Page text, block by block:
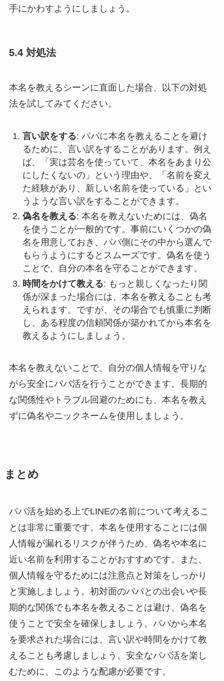
手にかわすようにしましょう。
5.4 対処法
本名を教えるシーンに直面した場合、以下の対処
法を試してみてください。
言い訳をする: パパに本名を教えることを避け
るために、言い訳をすることがあります。例え
ば、「実は芸名を使っていて、本名をあまり公
にしたくないの」という理由や、「名前を変え
た経験があり、新しい名前を使っている」とい
うような言い訳をすることができます。
偽名を教える: 本名を教えないためには、偽名
を使うことが一般的です。事前にいくつかの偽
名を用意しておき、パパ側にその中から選んで
もらうようにするとスムーズです。偽名を使う
ことで、自分の本名を守ることができます。
時間をかけて教える: もっと親しくなったり関
係が深まった場合には、本名を教えることも考
えられます。ですが、その場合でも慎重に判断
し、ある程度の信頼関係が築かれてから本名を
教えるようにしましょう。
本名を教えないことで、自分の個人情報を守りな
がら安全にパパ活を行うことができます。長期的
な関係性やトラブル回避のためにも、本名を教え
ずに偽名やニックネームを使用しましょう。
まとめ
パパ活を始める上でLINEの名前について考えるこ
とは非常に重要です。本名を使用することには個
人情報が漏れるリスクが伴うため、偽名や本名に
近い名前を利用することがおすすめです。また、
個人情報を守るためには注意点と対策をしっかり
と実施しましょう。初対面のパパとの出会いや長
期的な関係でも本名を教えることは避け、偽名を
使うことで安全を確保しましょう。パパから本名
を要求された場合には、言い訳や時間をかけて教
えることも考慮しましょう。安全なパパ活を楽し
むために、このような配慮が必要です。